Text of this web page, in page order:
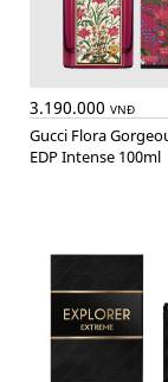
3.190.000 VNĐ
Gucci Flora Gorgeous Gardenia
EDP Intense 100ml